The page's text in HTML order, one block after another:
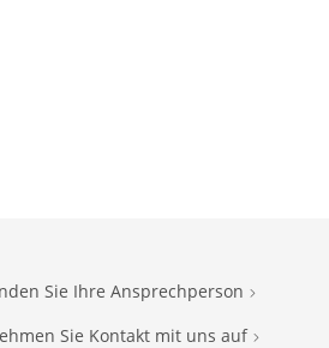
Sie Ihre Ansprechperson
Sie Kontakt mit uns auf